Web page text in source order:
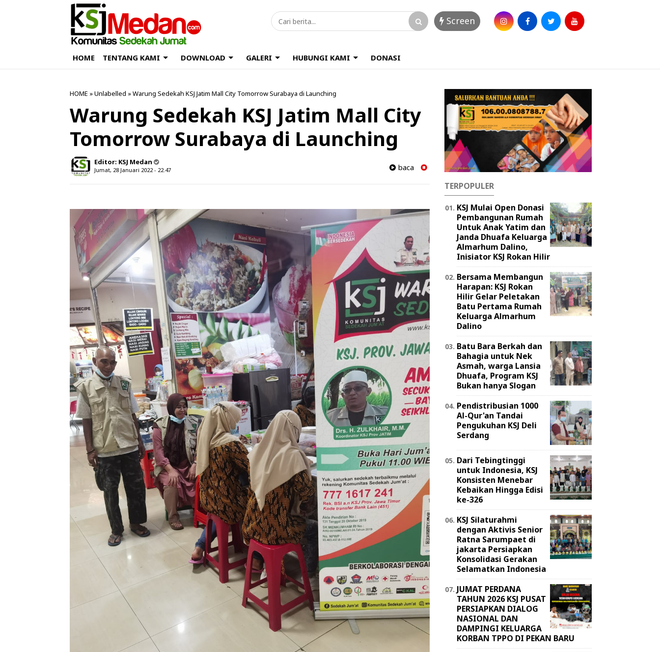
Screen
HOME TENTANG KAMI DOWNLOAD GALERI HUBUNGI KAMI DONASI
HOME » Unlabelled » Warung Sedekah KSJ Jatim Mall City Tomorrow Surabaya di Launching
Warung Sedekah KSJ Jatim Mall City
Tomorrow Surabaya di Launching
Editor: KSJ Medan
Jumat, 28 Januari 2022 - 22.47 baca
TERPOPULER
KSJ Mulai Open Donasi
Pembangunan Rumah
Untuk Anak Yatim dan
Janda Dhuafa Keluarga
Almarhum Dalino,
Inisiator KSJ Rokan Hilir
Bersama Membangun
Harapan: KSJ Rokan
Hilir Gelar Peletakan
Batu Pertama Rumah
Keluarga Almarhum
Dalino
Batu Bara Berkah dan
Bahagia untuk Nek
Asmah, warga Lansia
Dhuafa, Program KSJ
Bukan hanya Slogan
Pendistribusian 1000
Al-Qur'an Tandai
Pengukuhan KSJ Deli
Serdang
Dari Tebingtinggi
untuk Indonesia, KSJ
Konsisten Menebar
Kebaikan Hingga Edisi
ke-326
KSJ Silaturahmi
dengan Aktivis Senior
Ratna Sarumpaet di
jakarta Persiapkan
Konsolidasi Gerakan
Selamatkan Indonesia
JUMAT PERDANA
TAHUN 2026 KSJ PUSAT
PERSIAPKAN DIALOG
NASIONAL DAN
DAMPINGI KELUARGA
KORBAN TPPO DI PEKAN BARU